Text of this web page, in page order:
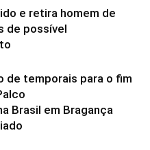
e retira homem de
de possível
de temporais para o fim
Brasil em Bragança